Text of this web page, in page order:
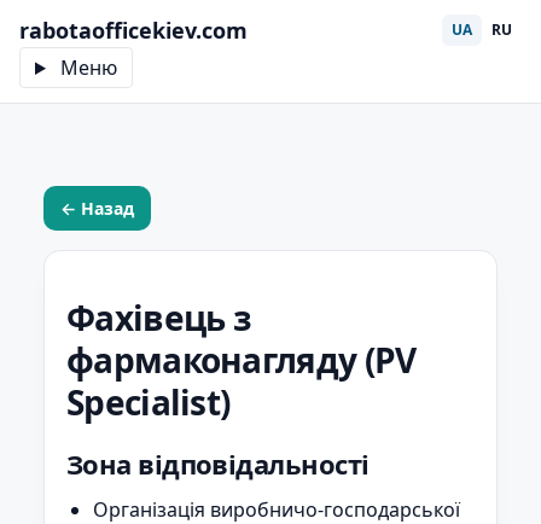
rabotaofficekiev.com
Меню
UA RU
← Назад
Фахівець з
фармаконагляду (PV
Specialist)
Зона відповідальності
Організація виробничо-господарської